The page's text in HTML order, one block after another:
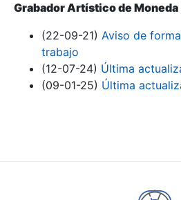
Mostrar/Ocultar
Grabador Artístico de Moneda
(22-09-21) Aviso de
trabajo
(12-07-24) Última
(09-01-25) Última